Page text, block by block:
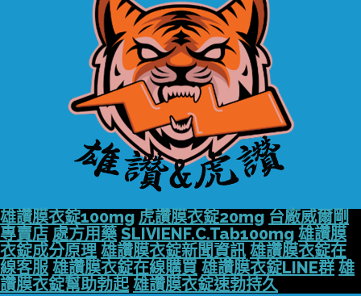
雄讚膜衣錠100mg 虎讚膜衣錠20mg 台廠威爾剛
專賣店 處方用藥 SLIVIENF.C.Tab100mg 雄讚膜
衣錠成分原理 雄讚膜衣錠新聞資訊 雄讚膜衣錠在
線客服 雄讚膜衣錠在線購買 雄讚膜衣錠LINE群 雄
讚膜衣錠幫助勃起 雄讚膜衣錠速勃持久